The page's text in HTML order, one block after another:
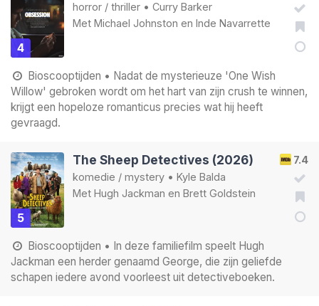
4
horror / thriller • Curry Barker
Met Michael Johnston en Inde Navarrette
Bioscooptijden • Nadat de mysterieuze 'One Wish
Willow' gebroken wordt om het hart van zijn crush te winnen,
krijgt een hopeloze romanticus precies wat hij heeft
gevraagd.
5
7.4
The Sheep Detectives (2026)
komedie / mystery • Kyle Balda
Met Hugh Jackman en Brett Goldstein
Bioscooptijden • In deze familiefilm speelt Hugh
Jackman een herder genaamd George, die zijn geliefde
schapen iedere avond voorleest uit detectiveboeken.